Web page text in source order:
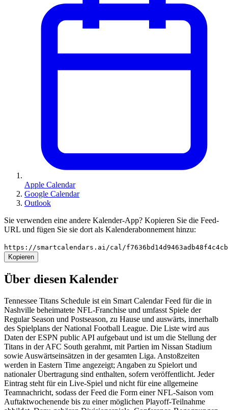
Apple Calendar
Google Calendar
Outlook
Sie verwenden eine andere Kalender-App? Kopieren Sie die Feed-
URL und fügen Sie sie dort als Kalenderabonnement hinzu:
https://smartcalendars.ai/cal/
Kopieren
Über diesen Kalender
Tennessee Titans Schedule ist ein Smart Calendar Feed für die in
Nashville beheimatete NFL-Franchise und umfasst Spiele der
Regular Season und Postseason, zu Hause und auswärts, innerhalb
des Spielplans der National Football League. Die Liste wird aus
Daten der ESPN public API aufgebaut und ist um die Stellung der
Titans in der AFC South gerahmt, mit Partien im Nissan Stadium
sowie Auswärtseinsätzen in der gesamten Liga. Anstoßzeiten
werden in Eastern Time angezeigt; Angaben zu Spielort und
nationaler Übertragung sind enthalten, sofern veröffentlicht. Jeder
Eintrag steht für ein Live-Spiel und nicht für eine allgemeine
Teamnachricht, sodass der Feed die Form einer NFL-Saison vom
Auftaktwochenende bis zu einer möglichen Playoff-Teilnahme